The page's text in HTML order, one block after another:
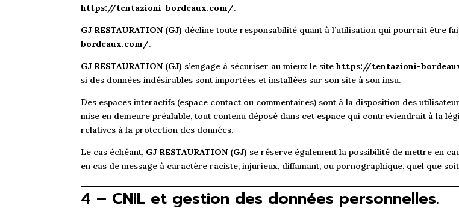
https://tentazioni-bordeaux.com/.
GJ RESTAURATION (GJ) décline toute responsabilité quant à l’utilisation qui pourrait être
bordeaux.com/.
GJ RESTAURATION (GJ) s’engage à sécuriser au mieux le sitehttps://tentazioni-
si des données indésirables sont importées et installées sur son site à son insu.
Des espaces interactifs (espace contact ou commentaires) sont à la disposition des
mise en demeure préalable, tout contenu déposé dans cet espace qui contreviendrait à la
relatives à la protection des données.
Le cas échéant, GJ RESTAURATION (GJ) se réserve également la possibilité de mettre en
en cas de message à caractère raciste, injurieux, diffamant, ou pornographique, quel que
4 – CNIL et gestion des données personnelles.